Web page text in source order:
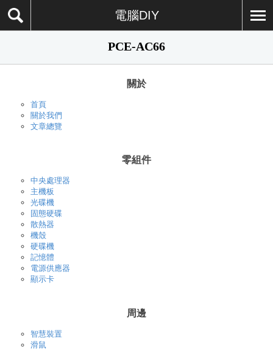
電腦DIY
PCE-AC66
關於
首頁
關於我們
文章總覽
零組件
中央處理器
主機板
光碟機
固態硬碟
散熱器
機殼
硬碟機
記憶體
電源供應器
顯示卡
周邊
智慧裝置
滑鼠